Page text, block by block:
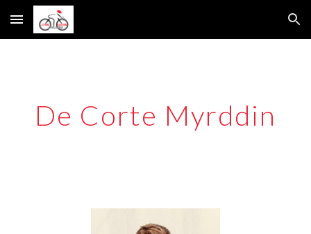
Skip to main content Skip to navigation
De Corte Myrddin